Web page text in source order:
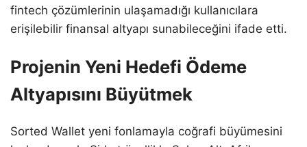
fintech çözümlerinin ulaşamadığı kullanıcılara
erişilebilir finansal altyapı sunabileceğini ifade etti.
Projenin Yeni Hedefi Ödeme
Altyapısını Büyütmek
Sorted Wallet yeni fonlamayla coğrafi büyümesini